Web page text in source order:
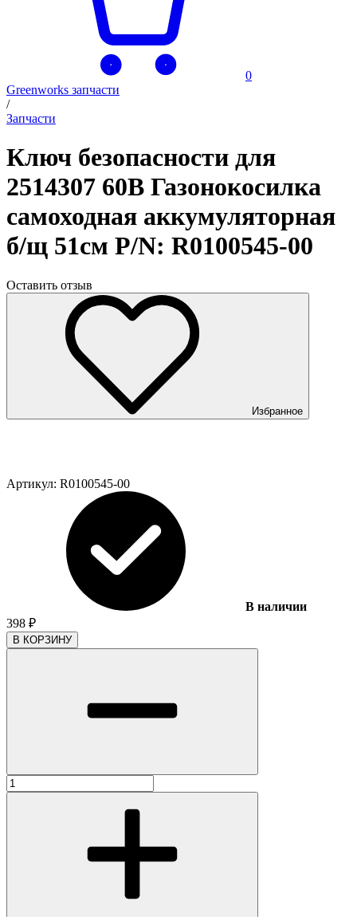
0
Greenworks запчасти
/
Запчасти
Ключ безопасности для
2514307 60В Газонокосилка
самоходная аккумуляторная
б/щ 51см P/N: R0100545-00
Оставить отзыв
Избранное
Артикул: R0100545-00
В наличии
398 ₽
В КОРЗИНУ